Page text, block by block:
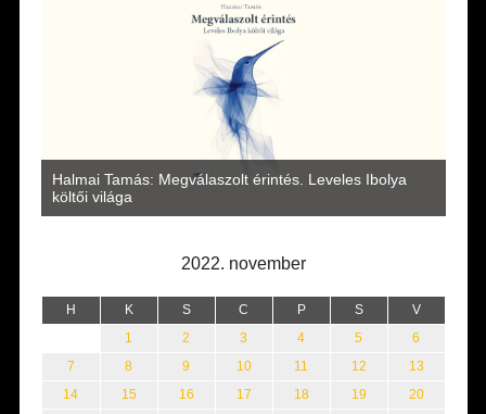
Halmai Tamás: Megválaszolt érintés. Leveles Ibolya
költői világa
2022. november
H K S C P S V
1 2 3 4 5
6
7
8 9 10 11 12
13
14
15 16 17 18 19
20